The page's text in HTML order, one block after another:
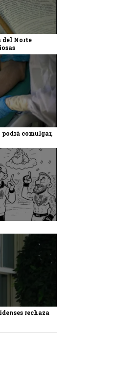
del Norte
comulgar,
rechaza